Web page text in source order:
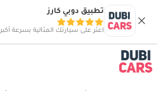
تطبيق دوبي كارز
اعثر على سيارتك المثالية بسرعة أكبر